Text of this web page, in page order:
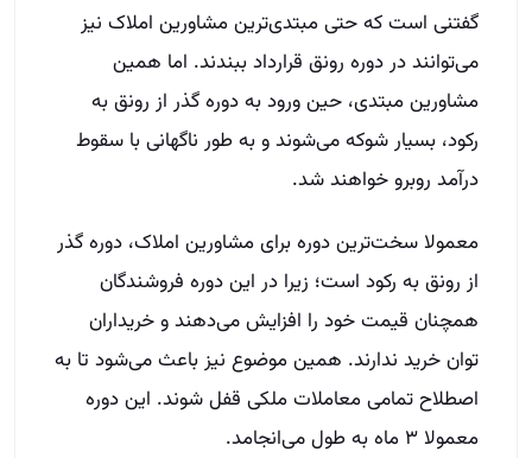
گفتنی است که حتی مبتدی‌ترین مشاورین املاک نیز
می‌توانند در دوره رونق قرارداد ببندند. اما همین
مشاورین مبتدی، حین ورود به دوره گذر از رونق به
رکود، بسیار شوکه می‌شوند و به طور ناگهانی با سقوط
در‌آمد روبرو خواهند شد.
معمولا سخت‌ترین دوره برای مشاورین املاک، دوره گذر
از رونق به رکود است؛ زیرا در این دوره فروشندگان
همچنان قیمت خود را افزایش می‌دهند و خریداران
توان خرید ندارند. همین موضوع نیز باعث می‌شود تا به
اصطلاح تمامی معاملات ملکی قفل شوند. این دوره
معمولا ۳ ماه به طول می‌انجامد.